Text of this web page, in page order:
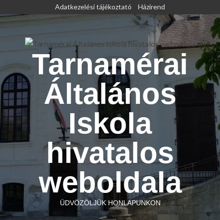
to
Adatkezelési tájékoztató Házirend
Tarnamérai
Általános
Iskola
hivatalos
weboldala
ÜDVÖZÖLJÜK HONLAPUNKON